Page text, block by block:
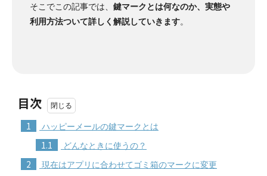
そこでこの記事では、 鍵マークとは何なのか、実態や
利用方法ついて詳しく解説していきます。
目次
1 ハッピーメールの鍵マークとは
1.1 どんなときに使うの？
2 現在はアプリに合わせてゴミ箱のマークに変更